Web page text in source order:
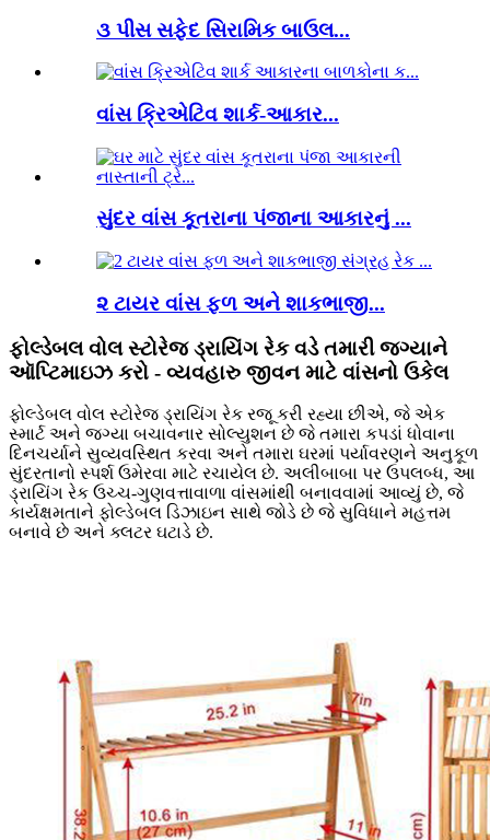
૩ પીસ સફેદ સિરામિક બાઉલ...
વાંસ ક્રિએટિવ શાર્ક-આકાર...
સુંદર વાંસ કૂતરાના પંજાના આકારનું ...
૨ ટાયર વાંસ ફળ અને શાકભાજી...
ફોલ્ડેબલ વોલ સ્ટોરેજ ડ્રાયિંગ રેક વડે તમારી જગ્યાને
ઑપ્ટિમાઇઝ કરો - વ્યવહારુ જીવન માટે વાંસનો ઉકેલ
ફોલ્ડેબલ વોલ સ્ટોરેજ ડ્રાયિંગ રેક રજૂ કરી રહ્યા છીએ, જે એક
સ્માર્ટ અને જગ્યા બચાવનાર સોલ્યુશન છે જે તમારા કપડાં ધોવાના
દિનચર્યાને સુવ્યવસ્થિત કરવા અને તમારા ઘરમાં પર્યાવરણને અનુકૂળ
સુંદરતાનો સ્પર્શ ઉમેરવા માટે રચાયેલ છે. અલીબાબા પર ઉપલબ્ધ, આ
ડ્રાયિંગ રેક ઉચ્ચ-ગુણવત્તાવાળા વાંસમાંથી બનાવવામાં આવ્યું છે, જે
કાર્યક્ષમતાને ફોલ્ડેબલ ડિઝાઇન સાથે જોડે છે જે સુવિધાને મહત્તમ
બનાવે છે અને ક્લટર ઘટાડે છે.